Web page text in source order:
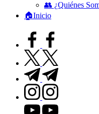
👥 ¿Quiénes
🏠Inicio
facebook.com
twitter.com
t.me
instagram.com
youtube.com